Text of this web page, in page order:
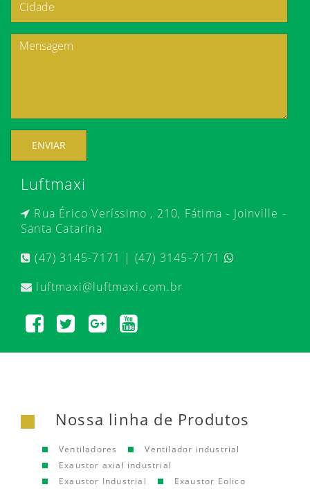
ENVIAR
Luftmaxi
Rua Érico Veríssimo , 210, Fátima - Joinville -
Santa Catarina
(47) 3145-7171 | (47) 3145-7171
luftmaxi@luftmaxi.com.br
Nossa linha de Produtos
Ventiladores
Ventilador industrial
Exaustor axial industrial
Exaustor Industrial
Exaustor Eolico